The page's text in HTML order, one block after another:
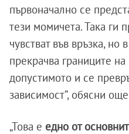
първоначално се
тези момичета. Така ги
чувстват във връзка, но
прекрачва границите
допустимото и се
зависимост”, обясни
„Това е едно от